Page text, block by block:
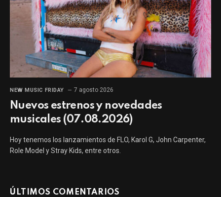
NEW MUSIC FRIDAY 7 agosto 2026
Nuevos estrenos y novedades
musicales (07.08.2026)
Hoy tenemos los lanzamientos de FLO, Karol G, John Carpenter,
Role Model y Stray Kids, entre otros.
ÚLTIMOS COMENTARIOS